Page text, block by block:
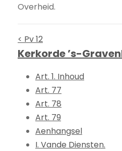
Overheid.
< Pv 12
Kerkorde ’s-
Art. 1. Inhoud
Art. 77
Art. 78
Art. 79
Aenhangsel
I. Vande Diensten.